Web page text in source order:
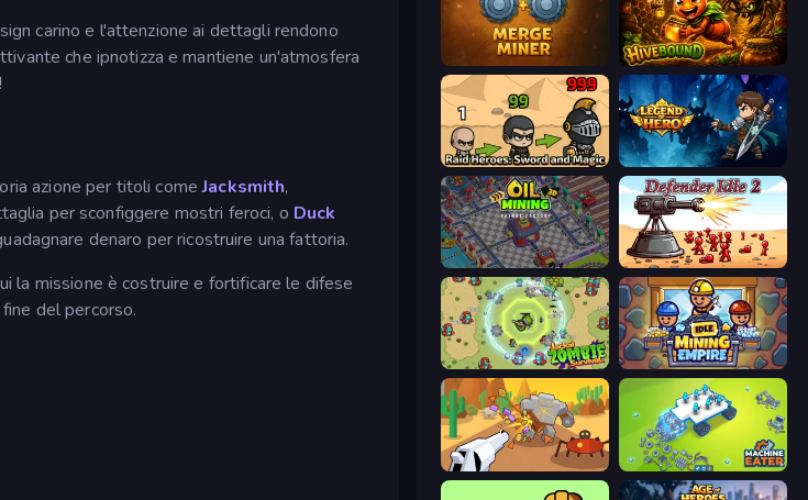
carino e l'attenzione ai dettagli rendono
che ipnotizza e mantiene un'atmosfera
azione per titoli comeJacksmith,
per sconfiggere mostri feroci, o Duck
denaro per ricostruire una fattoria.
la missione è costruire e fortificare le difese
del percorso.
Merge Miner Hivebound
Raid Heroes: Sword and Magic Legend of Hero
Oil Mining 3D: Petrol Factory Defender Idle 2
Jackal Zombie Survival Idle Mining Empire
Idle Gun Survivor Machine Eater